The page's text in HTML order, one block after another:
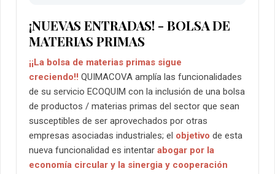
¡NUEVAS ENTRADAS! - BOLSA DE
MATERIAS PRIMAS
¡¡La bolsa de materias primas sigue
creciendo!! QUIMACOVA amplía las funcionalidades
de su servicio ECOQUIM con la inclusión de una bolsa
de productos / materias primas del sector que sean
susceptibles de ser aprovechados por otras
empresas asociadas industriales; el objetivo de esta
nueva funcionalidad es intentar abogar por la
economía circular y la sinergia y cooperación